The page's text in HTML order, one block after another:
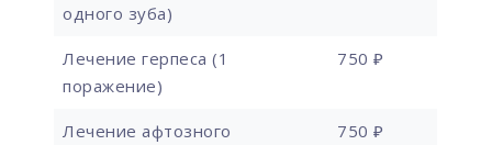
одного зуба)
Лечение герпеса (1
поражение)
750 ₽
Лечение афтозного
750 ₽